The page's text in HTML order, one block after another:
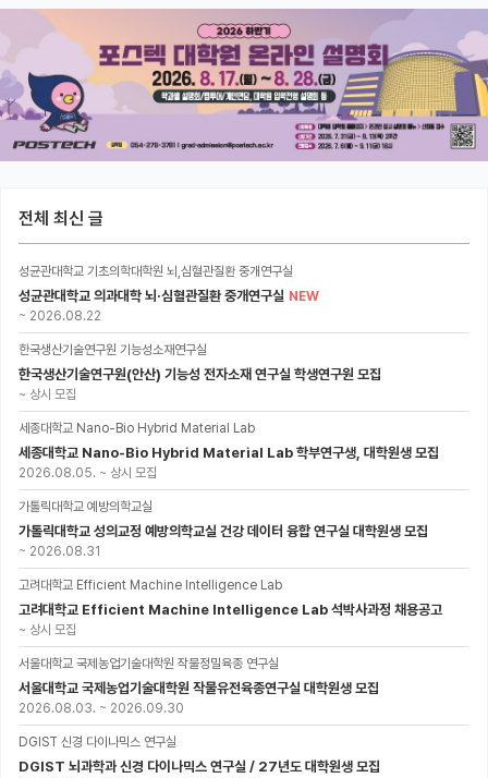
전체 최신 글
성균관대학교 기초의학대학원 뇌,심혈관질환 중개연구실
성균관대학교 의과대학 뇌·심혈관질환 중개연구실 NEW
~ 2026.08.22
한국생산기술연구원 기능성소재연구실
한국생산기술연구원(안산) 기능성 전자소재 연구실 학생연구원 모집
~ 상시 모집
세종대학교 Nano-Bio Hybrid Material Lab
세종대학교 Nano-Bio Hybrid Material Lab 학부연구생, 대학원생 모집
2026.08.05. ~ 상시 모집
가톨릭대학교 예방의학교실
가톨릭대학교 성의교정 예방의학교실 건강 데이터 융합 연구실 대학원생 모집
~ 2026.08.31
고려대학교 Efficient Machine Intelligence Lab
고려대학교 Efficient Machine Intelligence Lab 석박사과정 채용공고
~ 상시 모집
서울대학교 국제농업기술대학원 작물정밀육종 연구실
서울대학교 국제농업기술대학원 작물유전육종연구실 대학원생 모집
2026.08.03. ~ 2026.09.30
DGIST 신경 다이나믹스 연구실
DGIST 뇌과학과 신경 다이나믹스 연구실 / 27년도 대학원생 모집